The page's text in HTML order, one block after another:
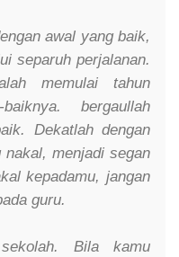
awal yang baik,
separuh perjalanan.
memulai tahun
bergaullah
Dekatlah dengan
menjadi segan
kepadamu, jangan
guru.
Bila kamu